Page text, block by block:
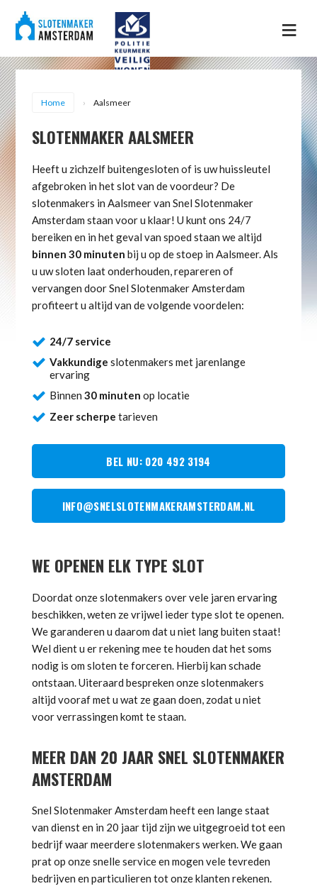
Sloten
Menu
Home Aalsmeer
SLOTENMAKER AALSMEER
Heeft u zichzelf buitengesloten of is uw huissleutel
afgebroken in het slot van de voordeur? De
slotenmakers in Aalsmeer van Snel Slotenmaker
Amsterdam staan voor u klaar! U kunt ons 24/7
bereiken en in het geval van spoed staan we altijd
binnen 30 minuten bij u op de stoep in Aalsmeer. Als
u uw sloten laat onderhouden, repareren of
vervangen door Snel Slotenmaker Amsterdam
profiteert u altijd van de volgende voordelen:
24/7 service
Vakkundige slotenmakers met jarenlange
ervaring
Binnen 30 minuten op locatie
Zeer scherpe tarieven
BEL NU: 020 492 3194
INFO@SNELSLOTENMAKERAMSTERDAM.NL
WE OPENEN ELK TYPE SLOT
Doordat onze slotenmakers over vele jaren ervaring
beschikken, weten ze vrijwel ieder type slot te openen.
We garanderen u daarom dat u niet lang buiten staat!
Wel dient u er rekening mee te houden dat het soms
nodig is om sloten te forceren. Hierbij kan schade
ontstaan. Uiteraard bespreken onze slotenmakers
altijd vooraf met u wat ze gaan doen, zodat u niet
voor verrassingen komt te staan.
MEER DAN 20 JAAR SNEL SLOTENMAKER
AMSTERDAM
Snel Slotenmaker Amsterdam heeft een lange staat
van dienst en in 20 jaar tijd zijn we uitgegroeid tot een
bedrijf waar meerdere slotenmakers werken. We gaan
prat op onze snelle service en mogen vele tevreden
bedrijven en particulieren tot onze klanten rekenen.